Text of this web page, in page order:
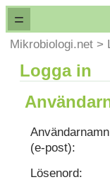
=
Mikrobiologi.net >
Logga in
Användarnamn
(e-post):
Lösenord: